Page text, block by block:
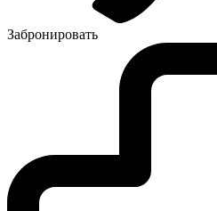
Забронировать